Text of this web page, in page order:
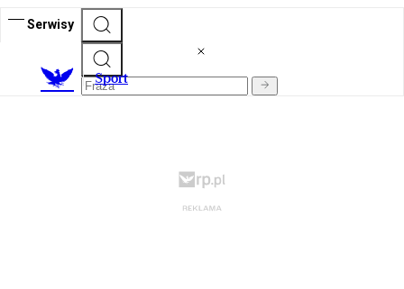
Serwisy
Sport